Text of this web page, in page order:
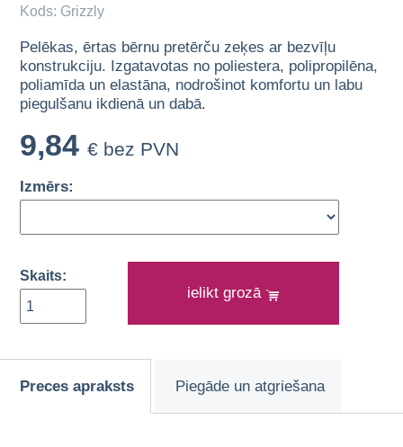
Kods: Grizzly
Pelēkas, ērtas bērnu pretērču zeķes ar bezvīļu
konstrukciju. Izgatavotas no poliestera, polipropilēna,
poliamīda un elastāna, nodrošinot komfortu un labu
piegulšanu ikdienā un dabā.
9,84 € bez PVN
Izmērs:
Skaits:
ielikt grozā
Preces apraksts Piegāde un atgriešana